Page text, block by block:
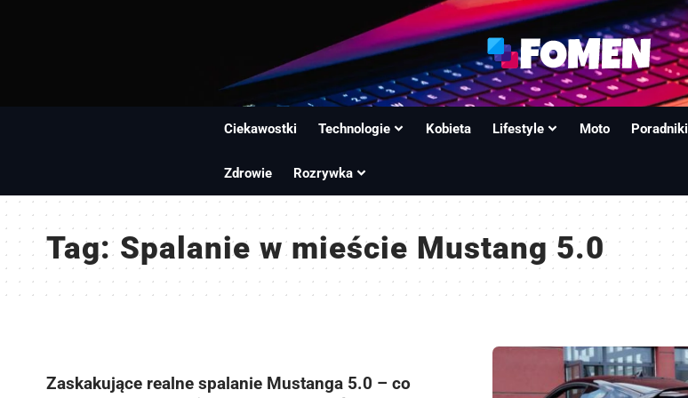
Ciekawostki Technologie Kobieta Lifestyle Moto Poradniki
Zdrowie Rozrywka
Tag:Spalanie w mieście Mustang 5.0
Zaskakujące realne spalanie Mustanga 5.0 – co